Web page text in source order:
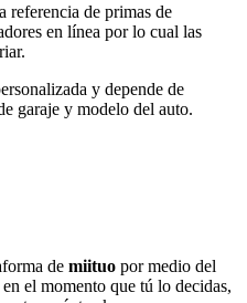
referencia de primas de
en línea por lo cual las
y depende de
garaje y modelo del auto.
de miituo por medio del
el momento que tú lo decidas,